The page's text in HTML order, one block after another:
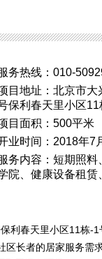
务热线：010-
目地址：北京市大
保利春天里小区11
目面积：500平米
业时间：2018年7
务内容：短期照
院、健康设备租赁
利春天里小区11栋-
长者的居家服务需